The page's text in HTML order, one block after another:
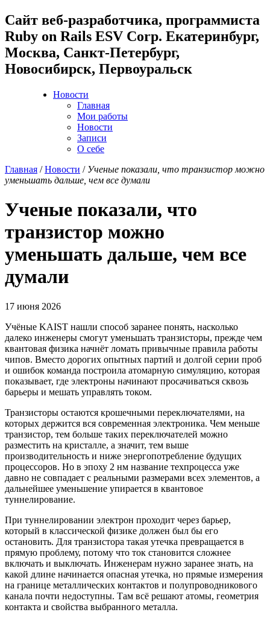
Cайт веб-разработчика, программиста
Ruby on Rails ESV Corp. Екатеринбург,
Москва, Санкт-Петербург,
Новосибирск, Первоуральск
Новости
Главная
Мои работы
Новости
Записи
О себе
Главная /Новости / Ученые показали, что транзистор можно
уменьшать дальше, чем все думали
Ученые показали, что
транзистор можно
уменьшать дальше, чем все
думали
17 июня 2026
Учёные KAIST нашли способ заранее понять, насколько
далеко инженеры смогут уменьшать транзисторы, прежде чем
квантовая физика начнёт ломать привычные правила работы
чипов. Вместо дорогих опытных партий и долгой серии проб
и ошибок команда построила атомарную симуляцию, которая
показывает, где электроны начинают просачиваться сквозь
барьеры и мешать управлять током.
Транзисторы остаются крошечными переключателями, на
которых держится вся современная электроника. Чем меньше
транзистор, тем больше таких переключателей можно
разместить на кристалле, а значит, тем выше
производительность и ниже энергопотребление будущих
процессоров. Но в эпоху 2 нм название техпроцесса уже
давно не совпадает с реальными размерами всех элементов, а
дальнейшее уменьшение упирается в квантовое
туннелирование.
При туннелировании электрон проходит через барьер,
который в классической физике должен был бы его
остановить. Для транзистора такая утечка превращается в
прямую проблему, потому что ток становится сложнее
включать и выключать. Инженерам нужно заранее знать, на
какой длине начинается опасная утечка, но прямые измерения
на границе металлических контактов и полупроводникового
канала почти недоступны. Там всё решают атомы, геометрия
контакта и свойства выбранного металла.